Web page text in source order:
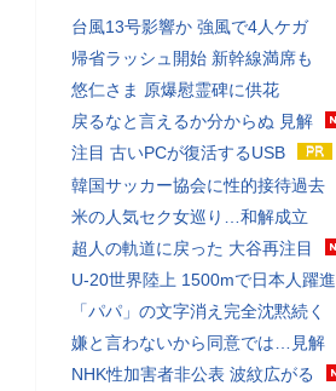
台風13号影響か 強風で4人ケガ
帰省ラッシュ開始 新幹線満席も
悠仁さま 原爆慰霊碑に供花
戻るなと言えるか分からぬ 見解
注目 古いPCが復活するUSB
韓国サッカー協会に性的接待過去
米の人気セク女巡り…和解成立
超人の軌道に戻った 大谷再注目
U-20世界陸上 1500mで日本人躍進
「パパ」の文字消え完全沈黙続く
嫌と言わないから同意では…見解
NHK性加害者非公表 波紋広がる